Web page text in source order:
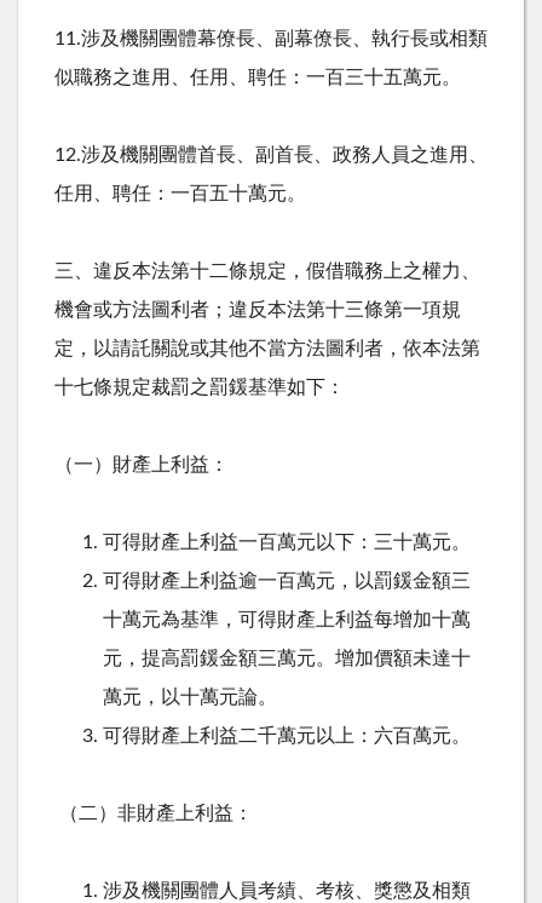
11.涉及機關團體幕僚長、副幕僚長、執行長或相類
似職務之進用、任用、聘任：一百三十五萬元。
12.涉及機關團體首長、副首長、政務人員之進用、
任用、聘任：一百五十萬元。
三、違反本法第十二條規定，假借職務上之權力、
機會或方法圖利者；違反本法第十三條第一項規
定，以請託關說或其他不當方法圖利者，依本法第
十七條規定裁罰之罰鍰基準如下：
（一）財產上利益：
可得財產上利益一百萬元以下：三十萬元。
可得財產上利益逾一百萬元，以罰鍰金額三
十萬元為基準，可得財產上利益每增加十萬
元，提高罰鍰金額三萬元。增加價額未達十
萬元，以十萬元論。
可得財產上利益二千萬元以上：六百萬元。
（二）非財產上利益：
涉及機關團體人員考績、考核、獎懲及相類